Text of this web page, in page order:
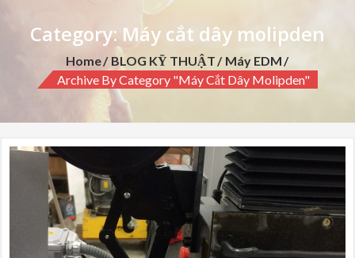
Category: Máy cắt dây molipden
Home BLOG KỸ THUẬT
Máy EDM
Archive By Category "Máy Cắt Dây Molipden"